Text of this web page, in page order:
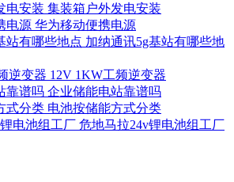
集装箱户外发电安装
华为移动便携电源
加纳通讯5g基站有哪些地
12V 1KW工频逆变器
企业储能电站靠谱吗
电池按储能方式分类
危地马拉24v锂电池组工厂